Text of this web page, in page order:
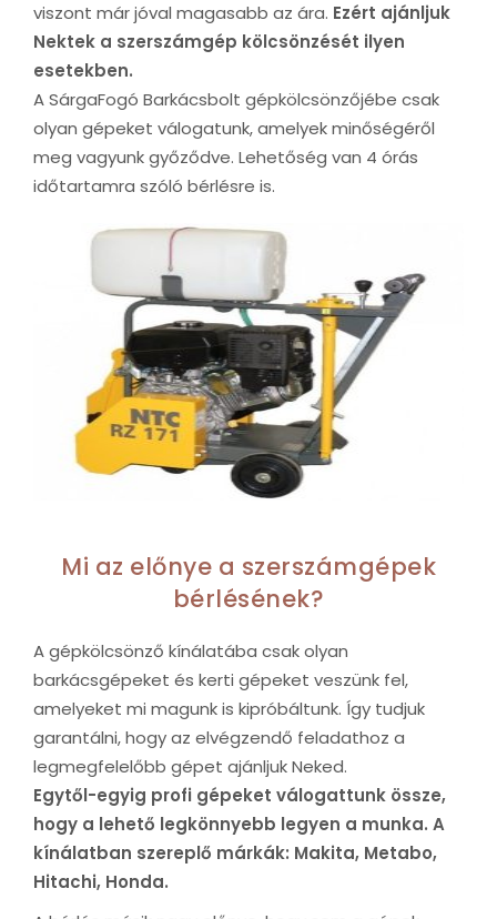
viszont már jóval magasabb az ára. Ezért ajánljuk
Nektek a szerszámgép kölcsönzését ilyen
esetekben.
A SárgaFogó Barkácsbolt gépkölcsönzőjébe csak
olyan gépeket válogatunk, amelyek minőségéről
meg vagyunk győződve. Lehetőség van 4 órás
időtartamra szóló bérlésre is.
Mi az előnye a szerszámgépek
bérlésének?
A gépkölcsönző kínálatába csak olyan
barkácsgépeket és kerti gépeket veszünk fel,
amelyeket mi magunk is kipróbáltunk. Így tudjuk
garantálni, hogy az elvégzendő feladathoz a
legmegfelelőbb gépet ajánljuk Neked.
Egytől-egyig profi gépeket válogattunk össze,
hogy a lehető legkönnyebb legyen a munka. A
kínálatban szereplő márkák: Makita, Metabo,
Hitachi, Honda.